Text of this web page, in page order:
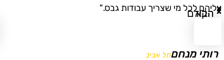
עליהם לכל מי שצריך עבודות גבס."
רותי מנחםתל אביב
הקודם
הבא